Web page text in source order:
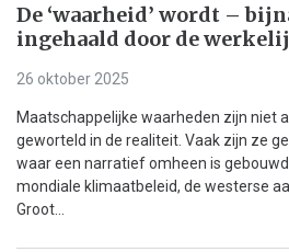
De ‘waarheid’ wordt –
ingehaald door de
26 oktober 2025
Maatschappelijke waarheden zijn niet
geworteld in de realiteit. Vaak zijn ze
waar een narratief omheen is
mondiale klimaatbeleid, de westerse
Groot...